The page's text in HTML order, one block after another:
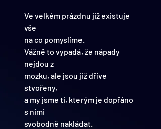
Ve velkém prázdnu již existuje
vše
na co pomyslíme.
Vážně to vypadá, že nápady
nejdou z
mozku, ale jsou již dříve
stvořeny,
a my jsme ti, kterým je dopřáno
s nimi
svobodně nakládat.